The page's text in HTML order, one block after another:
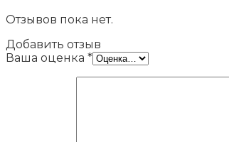
Отзывов пока нет.
Добавить отзыв
Ваша оценка *